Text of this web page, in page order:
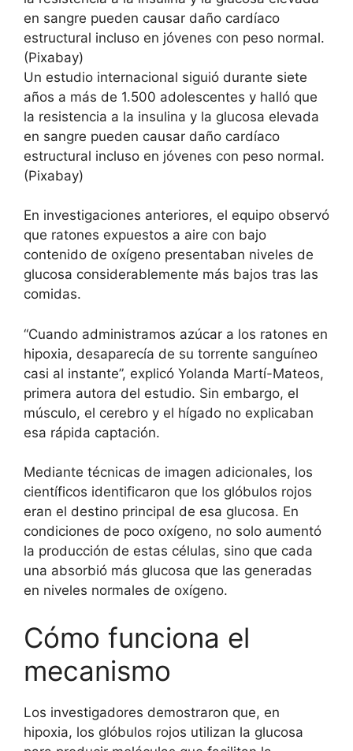
Un estudio internacional siguió durante siete
años a más de 1.500 adolescentes y halló que
la resistencia a la insulina y la glucosa elevada
en sangre pueden causar daño cardíaco
estructural incluso en jóvenes con peso normal.
(Pixabay)
En investigaciones anteriores, el equipo observó
que ratones expuestos a aire con bajo
contenido de oxígeno presentaban niveles de
glucosa considerablemente más bajos tras las
comidas.
“Cuando administramos azúcar a los ratones en
hipoxia, desaparecía de su torrente sanguíneo
casi al instante”, explicó Yolanda Martí-Mateos,
primera autora del estudio. Sin embargo, el
músculo, el cerebro y el hígado no explicaban
esa rápida captación.
Mediante técnicas de imagen adicionales, los
científicos identificaron que los glóbulos rojos
eran el destino principal de esa glucosa. En
condiciones de poco oxígeno, no solo aumentó
la producción de estas células, sino que cada
una absorbió más glucosa que las generadas
en niveles normales de oxígeno.
Cómo funciona el
mecanismo
Los investigadores demostraron que, en
hipoxia, los glóbulos rojos utilizan la glucosa